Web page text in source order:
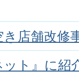
店舗改修
ット』に